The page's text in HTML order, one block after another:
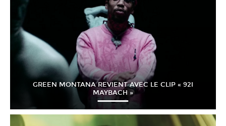
GREEN MONTANA REVIENT AVEC LE CLIP « 92I
MAYBACH »